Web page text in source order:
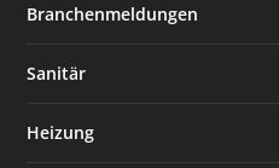
Branchenmeldungen
Sanitär
Heizung